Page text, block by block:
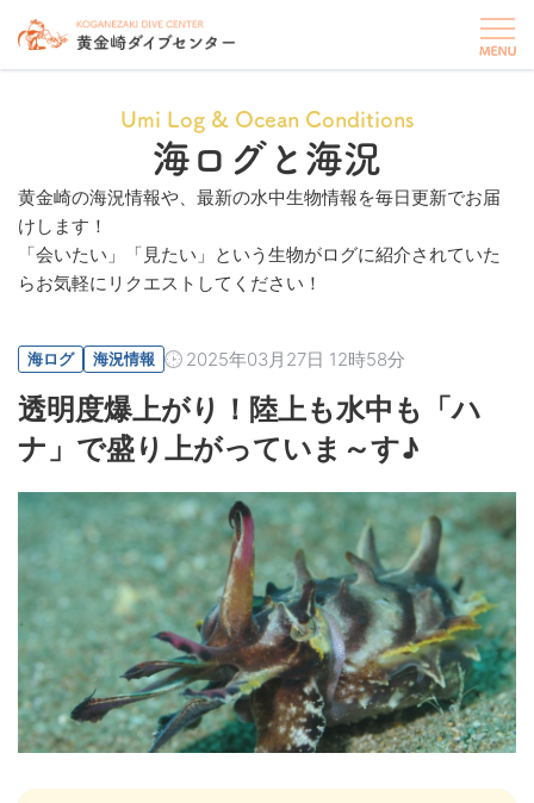
Umi Log & Ocean Conditions
海ログと海況
黄金崎の海況情報や、最新の水中生物情報を毎日更新でお届
けします！
「会いたい」「見たい」という生物がログに紹介されていた
らお気軽にリクエストしてください！
海ログ 海況情報 2025年03月27日 12時58分
透明度爆上がり！陸上も水中も「ハ
ナ」で盛り上がっていま～す♪